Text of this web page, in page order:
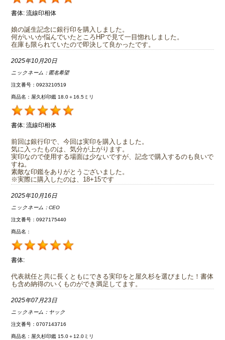
書体: 流線印相体
娘の誕生記念に銀行印を購入しました。
何がいいか悩んでいたところHPで見て一目惚れしました。
在庫も限られていたので即決して良かったです。
2025年10月20日
ニックネーム： 匿名希望
注文番号：0923210519
商品名：屋久杉印鑑 18.0＋16.5ミリ
書体: 流線印相体
前回は銀行印で、今回は実印を購入しました。
気に入ったものは、気分が上がります。
実印なので使用する場面は少ないですが、記念で購入するのも良いで
すね。
素敵な印鑑をありがとうございました。
※実際に購入したのは、18+15です
2025年10月16日
ニックネーム：CEO
注文番号：0927175440
商品名：
書体:
代表就任と共に長くともにできる実印をと屋久杉を選びました！書体
も含め納得のいくものができ満足してます。
2025年07月23日
ニックネーム： ヤック
注文番号：0707143716
商品名：屋久杉印鑑 15.0＋12.0ミリ